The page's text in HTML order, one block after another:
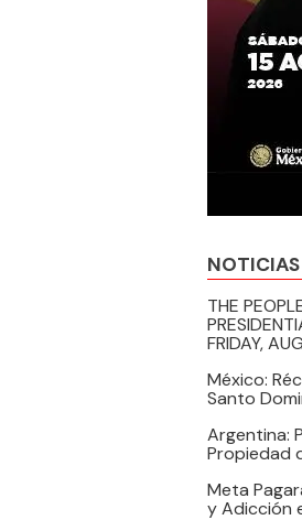
THE
FRIDAY,
México:
Santo
Argentina:
Propiedad
Meta
y Adicción